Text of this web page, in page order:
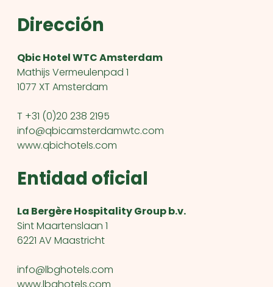
Dirección
Qbic Hotel WTC Amsterdam
Mathijs Vermeulenpad 1
1077 XT Amsterdam
T +31 (0)20 238 2195
info@qbicamsterdamwtc.com
www.qbichotels.com
Entidad oficial
La Bergère Hospitality Group b.v.
Sint Maartenslaan 1
6221 AV Maastricht
info@lbghotels.com